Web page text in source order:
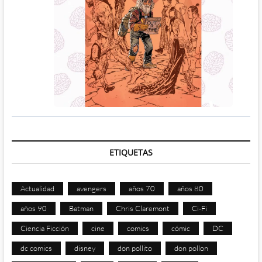
ETIQUETAS
Actualidad avengers años 70 años 80
años 90 Batman Chris Claremont Ci-Fi
Ciencia Ficción cine comics cómic DC
dc comics disney don pollito don pollon